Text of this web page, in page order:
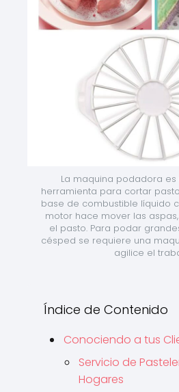
La maquina podadora es
herramienta para cortar
base de combustible líquido
motor hace mover las
el pasto. Para podar
césped se requiere una
agilice el
Índice de Contenido
Conociendo a tus
Servicio de
Hogares